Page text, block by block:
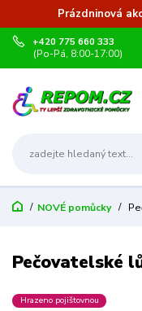
Prázdninová
+420 775 660 333
(Po-Pá, 8:00-17:00)
NOVÉ pomůcky
Pečovatelské
Hrazeno pojištovnou